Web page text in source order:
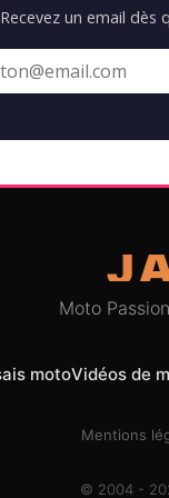
Recevez un email dès
Moto
motoVidéos de
Mentions
© 2004 -